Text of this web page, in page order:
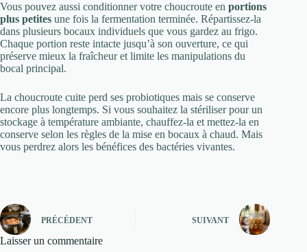
Vous pouvez aussi conditionner votre choucroute en portions
plus petites une fois la fermentation terminée. Répartissez-la
dans plusieurs bocaux individuels que vous gardez au frigo.
Chaque portion reste intacte jusqu’à son ouverture, ce qui
préserve mieux la fraîcheur et limite les manipulations du
bocal principal.
La choucroute cuite perd ses probiotiques mais se conserve
encore plus longtemps. Si vous souhaitez la stériliser pour un
stockage à température ambiante, chauffez-la et mettez-la en
conserve selon les règles de la mise en bocaux à chaud. Mais
vous perdrez alors les bénéfices des bactéries vivantes.
PRÉCÉDENT SUIVANT
Laisser un commentaire